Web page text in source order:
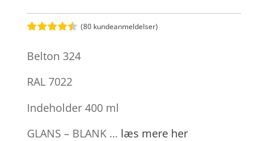
ud af 5
på
kundebedø
(80 kundeanmeldelser)
Belton 324
RAL 7022
Indeholder 400 ml
GLANS – BLANK … læs mere her